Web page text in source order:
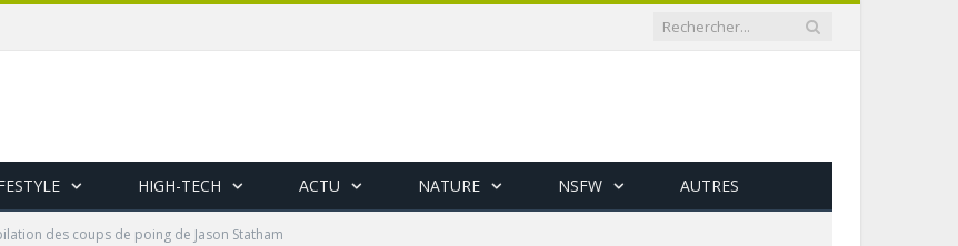
HIGH-TECH ACTU NATURE NSFW AUTRES
des coups de poing de Jason Statham